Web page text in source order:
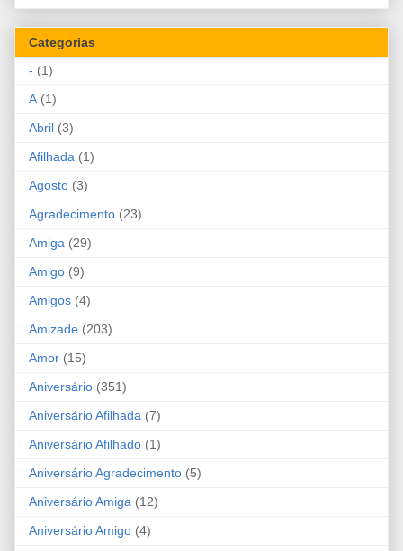
Categorias
- (1)
A (1)
Abril (3)
Afilhada (1)
Agosto (3)
Agradecimento (23)
Amiga (29)
Amigo (9)
Amigos (4)
Amizade (203)
Amor (15)
Aniversário (351)
Aniversário Afilhada (7)
Aniversário Afilhado (1)
Aniversário Agradecimento (5)
Aniversário Amiga (12)
Aniversário Amigo (4)